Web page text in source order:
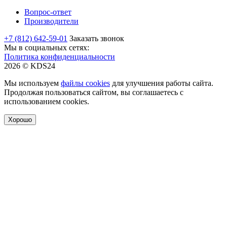
Вопрос-ответ
Производители
+7 (812) 642-59-01 Заказать звонок
Мы в социальных сетях:
Политика конфиденциальности
2026 © KDS24
Мы используем файлы cookies для улучшения работы сайта.
Продолжая пользоваться сайтом, вы соглашаетесь с
использованием cookies.
Хорошо